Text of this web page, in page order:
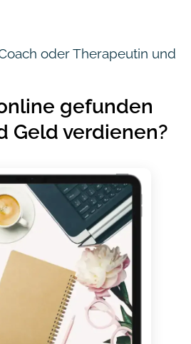
oder Therapeutin und
gefunden
Geld verdienen?